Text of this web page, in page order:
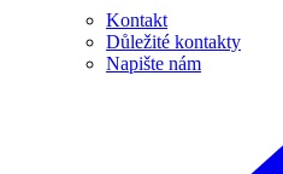
Kontakt
Důležité kontakty
Napište nám